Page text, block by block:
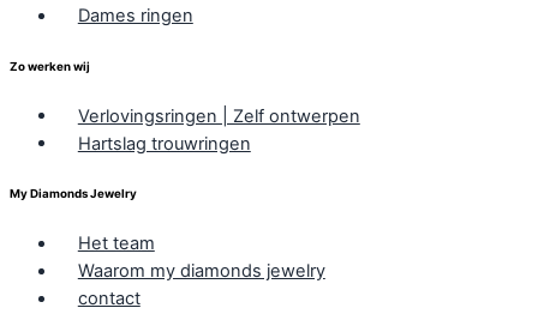
Dames ringen
Zo werken wij
Verlovingsringen | Zelf ontwerpen
Hartslag trouwringen
My Diamonds Jewelry
Het team
Waarom my diamonds jewelry
contact